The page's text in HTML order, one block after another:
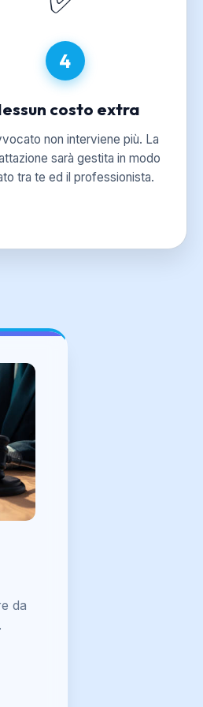
4
costo extra
non interviene più. La
sarà gestita in modo
tra te ed il professionista.
da